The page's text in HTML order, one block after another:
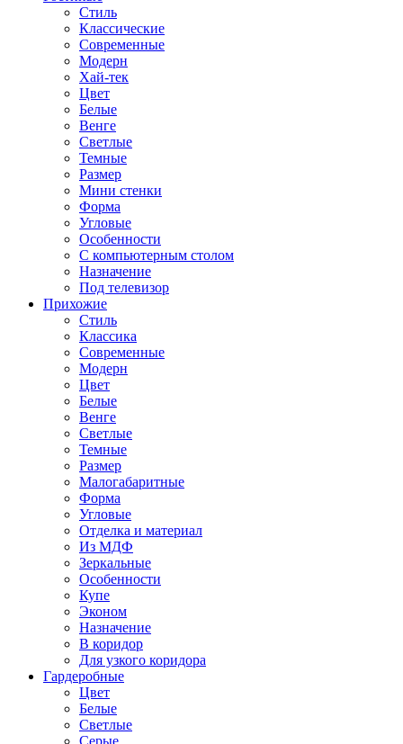
Стиль
Классические
Современные
Модерн
Хай-тек
Цвет
Белые
Венге
Светлые
Темные
Размер
Мини стенки
Форма
Угловые
Особенности
С компьютерным столом
Назначение
Под телевизор
Прихожие
Стиль
Классика
Современные
Модерн
Цвет
Белые
Венге
Светлые
Темные
Размер
Малогабаритные
Форма
Угловые
Отделка и материал
Из МДФ
Зеркальные
Особенности
Купе
Эконом
Назначение
В коридор
Для узкого коридора
Гардеробные
Цвет
Белые
Светлые
Серые